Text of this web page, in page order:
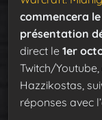
commencera
présentation
direct le 1er
Twitch/
Hazzikostas,
réponses avec